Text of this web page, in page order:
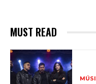
MUST READ